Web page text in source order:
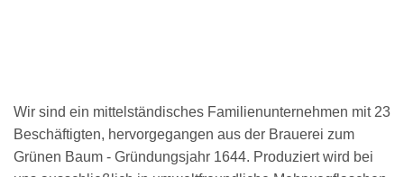
Wir sind ein mittelständisches Familienunternehmen mit 23
Beschäftigten, hervorgegangen aus der Brauerei zum
Grünen Baum - Gründungsjahr 1644. Produziert wird bei